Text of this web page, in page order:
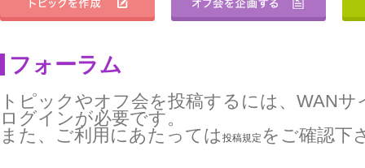
フォーラム
トピックやオフ会を投稿するには、WAN
ログインが必要です。
また、ご利用にあたっては 投稿規定 をご確認下